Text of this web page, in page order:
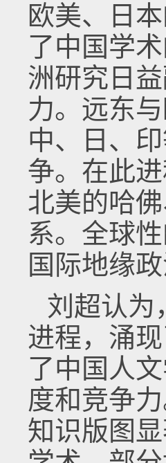
欧美、日
了中国学
洲研究日
力。远东
中、日、
争。在此
北美的哈
系。全球
国际地缘
刘超认为
进程，涌
了中国人
度和竞争
知识版图